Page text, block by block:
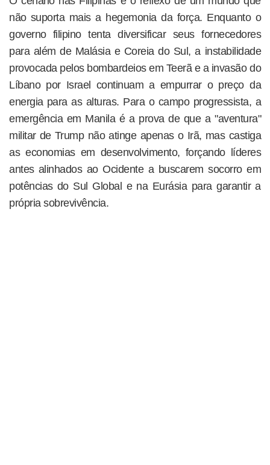
não suporta mais a hegemonia da força. Enquanto o
governo filipino tenta diversificar seus fornecedores
para além de Malásia e Coreia do Sul, a instabilidade
provocada pelos bombardeios em Teerã e a invasão do
Líbano por Israel continuam a empurrar o preço da
energia para as alturas. Para o campo progressista, a
emergência em Manila é a prova de que a "aventura"
militar de Trump não atinge apenas o Irã, mas castiga
as economias em desenvolvimento, forçando líderes
antes alinhados ao Ocidente a buscarem socorro em
potências do Sul Global e na Eurásia para garantir a
própria sobrevivência.